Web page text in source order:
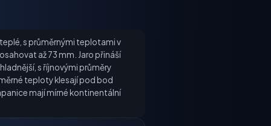
s průměrnými teplotami v
až 73 mm. Jaro přináší
s říjnovými průměry
teploty klesají pod bod
mají mírné kontinentální